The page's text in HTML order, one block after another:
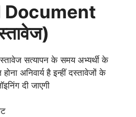
Document
सत्यापन के समय अभ्यर्थी के
अनिवार्य है इन्हीं दस्तावेजों के
दी जाएगी